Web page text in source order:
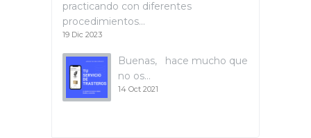
practicando con diferentes
procedimientos…
19 Dic 2023
Buenas, hace mucho que
no os…
14 Oct 2021